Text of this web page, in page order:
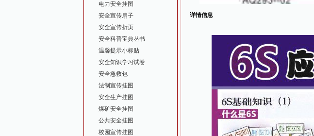
电力安全挂图
安全宣传扇子
安全宣传折页
安全科普宝典丛书
温馨提示小标贴
安全知识学习试卷
安全急救包
法制宣传挂图
安全生产挂图
煤矿安全挂图
公共安全挂图
校园宣传挂图
详情信息